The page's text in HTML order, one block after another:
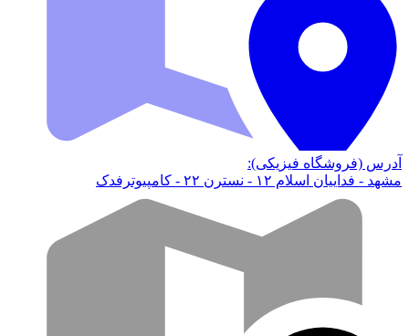
آدرس (فروشگاه فیزیکی):
مشهد - فداییان اسلام ۱۲ - نسترن ۲۲ - کامپیوترفدک